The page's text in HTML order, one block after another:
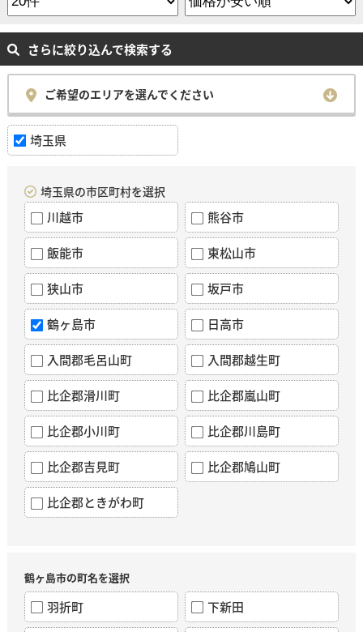
さらに絞り込んで検索する
ご希望のエリアを選んでください
埼玉県
埼玉県の市区町村を選択
川越市 熊谷市
飯能市 東松山市
狭山市 坂戸市
鶴ヶ島市 日高市
入間郡毛呂山町 入間郡越生町
比企郡滑川町 比企郡嵐山町
比企郡小川町 比企郡川島町
比企郡吉見町 比企郡鳩山町
比企郡ときがわ町
鶴ヶ島市の町名を選択
羽折町 下新田